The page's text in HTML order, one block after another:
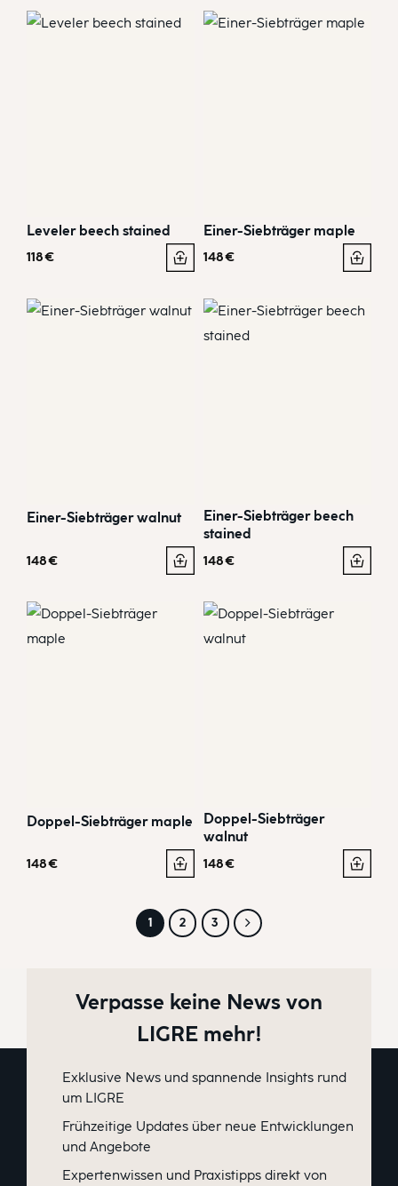
Leveler beech stained
118€
Einer-Siebträger maple
148€
Einer-Siebträger walnut
148€
Einer-Siebträger beech
stained
148€
Doppel-Siebträger maple
148€
Doppel-Siebträger
walnut
148€
1 2 3
Verpasse keine News von
LIGRE mehr!
Exklusive News und spannende Insights rund
um LIGRE
Frühzeitige Updates über neue Entwicklungen
und Angebote
Expertenwissen und Praxistipps direkt von